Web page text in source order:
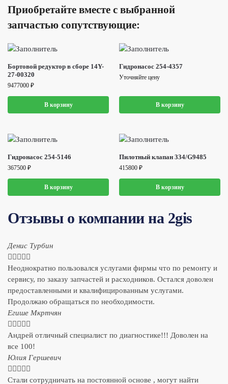
Приобретайте вместе с выбранной
запчастью сопутствующие:
Бортовой редуктор в сборе 14Y-
27-00320
9477000 ₽
В корзину
Гидронасос 254-4357
Уточняйте цену
В корзину
Гидронасос 254-5146
367500 ₽
В корзину
Пилотный клапан 334/G9485
415800 ₽
В корзину
Отзывы о компании на 2gis
Денис Турбин
    
Неоднократно пользовался услугами фирмы что по ремонту и
сервису, по заказу запчастей и расходников. Остался доволен
предоставленными и квалифицированным услугами.
Продолжаю обращаться по необходимости.
​Егише Мкртчян
    
Андрей отличный специалист по диагностике!!! Доволен на
все 100!
​Юлия Гершевич
    
Стали сотрудничать на постоянной основе , могут найти